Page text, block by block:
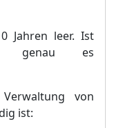
Jahren leer. Ist
genau es
von
ist: